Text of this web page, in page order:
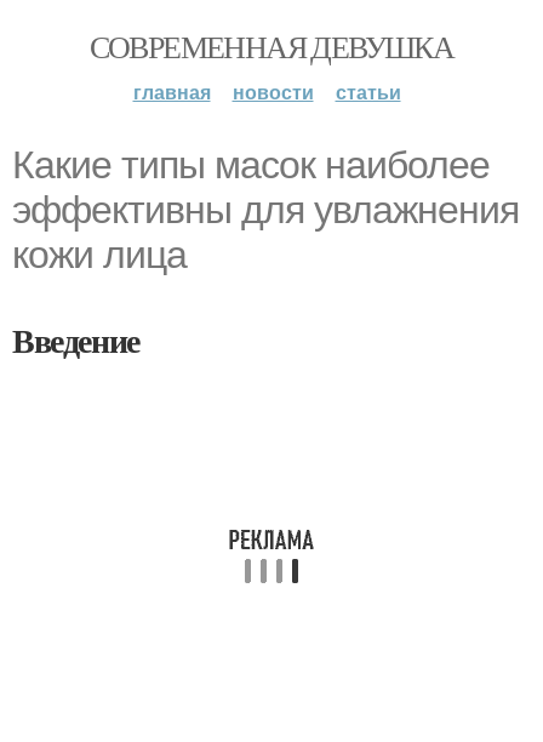
СОВРЕМЕННАЯ ДЕВУШКА
главная новости статьи
Какие типы масок наиболее
эффективны для увлажнения
кожи лица
Введение